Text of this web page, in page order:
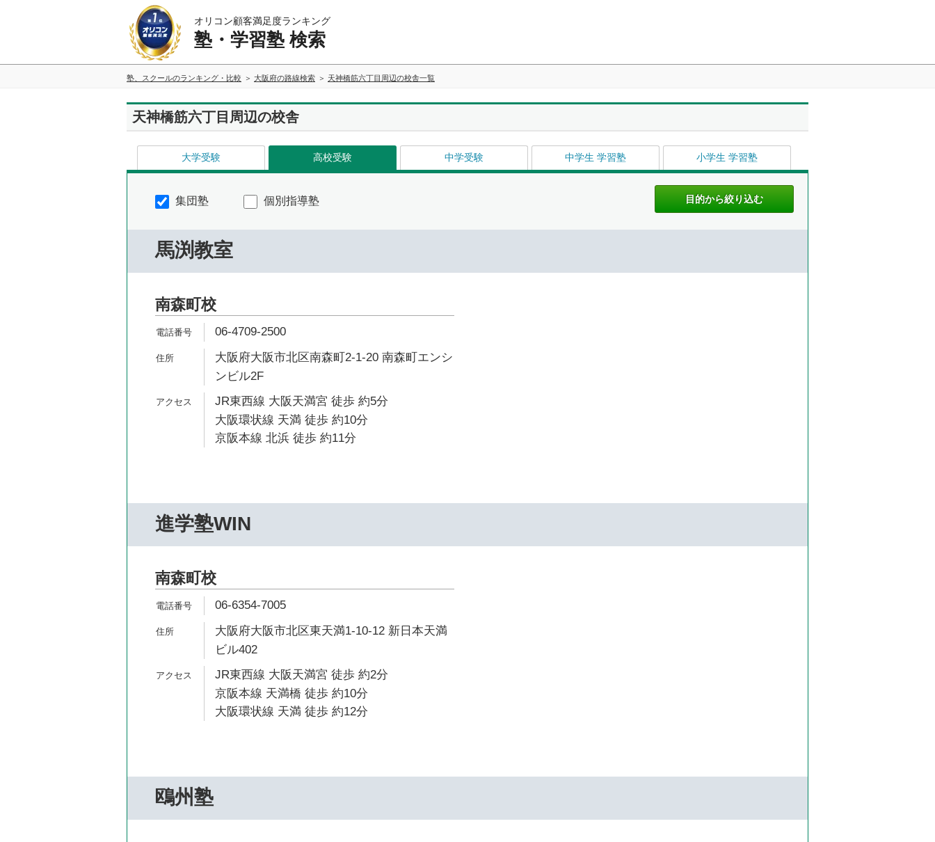
オリコン顧客満足度ランキング
塾・学習塾 検索
塾、スクールのランキング・比較 大阪府の路線検索 天神橋筋六丁目周辺の校舎一覧
天神橋筋六丁目周辺の校舎
大学受験 高校受験 中学受験 中学生 学習塾 小学生 学習塾
集団塾 個別指導塾
馬渕教室
南森町校
06-4709-2500
大阪府大阪市北区南森町2-1-20 南森町エンシ
ンビル2F
JR東西線 大阪天満宮 徒歩 約5分
大阪環状線 天満 徒歩 約10分
京阪本線 北浜 徒歩 約11分
進学塾WIN
南森町校
06-6354-7005
大阪府大阪市北区東天満1-10-12 新日本天満
ビル402
JR東西線 大阪天満宮 徒歩 約2分
京阪本線 天満橋 徒歩 約10分
大阪環状線 天満 徒歩 約12分
鴎州塾